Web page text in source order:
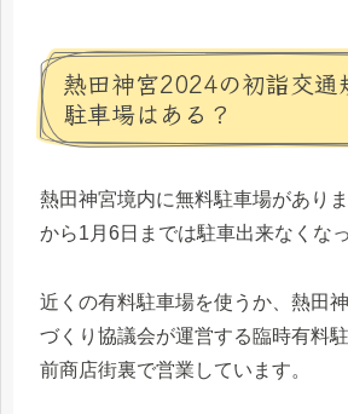
熱田神宮2024の初詣交通
駐車場はある？
熱田神宮境内に無料駐車場があり
から1月6日までは駐車出来なくな
近くの有料駐車場を使うか、熱田
づくり協議会が運営する臨時有料
前商店街裏で営業しています。